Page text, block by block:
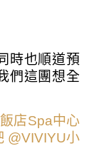
時也順道預
們這團想全